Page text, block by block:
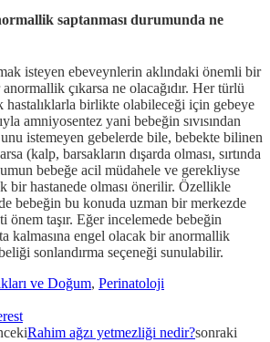
saptanması durumunda ne
isteyen ebeveynlerin aklındaki önemli bir
çıkarsa ne olacağıdır. Her türlü
birlikte olabileceği için gebeye
amniyosentez yani bebeğin sıvısından
istemeyen gebelerde bile, bebekte bilinen
(kalp, barsakların dışarda olması, sırtında
bebeğe acil müdahele ve gerekliyse
bir hastanede olması önerilir. Özellikle
bebeğin bu konuda uzman bir merkezde
önem taşır. Eğer incelemede bebeğin
kalmasına engel olacak bir anormallik
sonlandırma seçeneği sunulabilir.
ve Doğum, Perinatoloji
Rahim ağzı yetmezliği nedir?sonraki